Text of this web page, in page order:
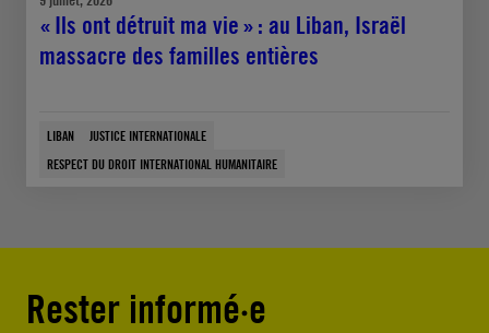
« Ils ont détruit ma vie » : au Liban, Israël
massacre des familles entières
LIBAN
JUSTICE INTERNATIONALE
RESPECT DU DROIT INTERNATIONAL HUMANITAIRE
Rester informé·e